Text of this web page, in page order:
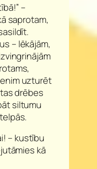
–
saprotam,
– lēkājām,
uzturēt
drēbes
siltumu
– kustību
kā